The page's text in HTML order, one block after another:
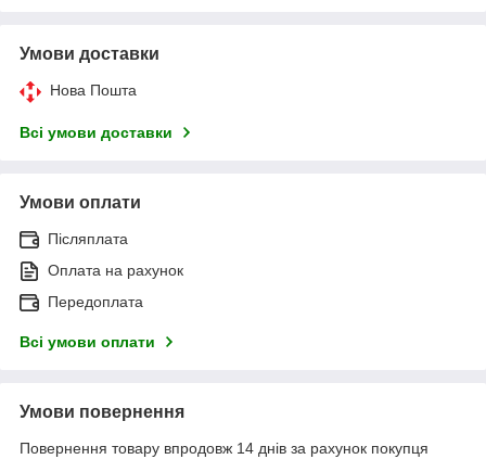
Умови доставки
Нова Пошта
Всі умови доставки
Умови оплати
Післяплата
Оплата на рахунок
Передоплата
Всі умови оплати
Умови повернення
Повернення товару впродовж 14 днів за рахунок покупця